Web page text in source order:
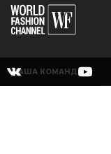
настройки вашего
НАША КОМАНДА